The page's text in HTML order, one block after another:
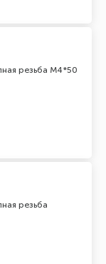
резьба М4*50
резьба